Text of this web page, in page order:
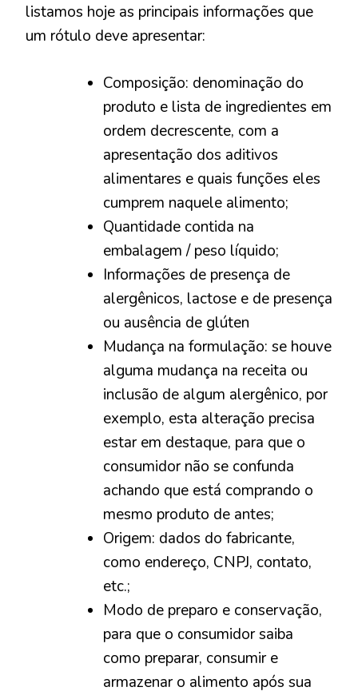
listamos hoje as principais informações que
um rótulo deve apresentar:
Composição: denominação do
produto e lista de ingredientes em
ordem decrescente, com a
apresentação dos aditivos
alimentares e quais funções eles
cumprem naquele alimento;
Quantidade contida na
embalagem / peso líquido;
Informações de presença de
alergênicos, lactose e de presença
ou ausência de glúten
Mudança na formulação: se houve
alguma mudança na receita ou
inclusão de algum alergênico, por
exemplo, esta alteração precisa
estar em destaque, para que o
consumidor não se confunda
achando que está comprando o
mesmo produto de antes;
Origem: dados do fabricante,
como endereço, CNPJ, contato,
etc.;
Modo de preparo e conservação,
para que o consumidor saiba
como preparar, consumir e
armazenar o alimento após sua